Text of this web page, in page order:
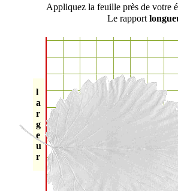
Appliquez la feuille près de votre
Le rapport
l
a
r
g
e
u
r